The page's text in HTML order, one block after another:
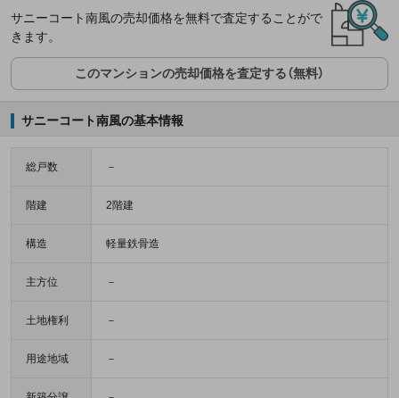
サニーコート南風の売却価格を無料で査定することがで
きます。
このマンションの売却価格を査定する（無料）
サニーコート南風の基本情報
総戸数 －
階建 2階建
構造 軽量鉄骨造
主方位 －
土地権利 －
用途地域 －